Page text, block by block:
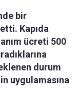
bir
Kapıda
ücreti 500
durum
uygulamasına